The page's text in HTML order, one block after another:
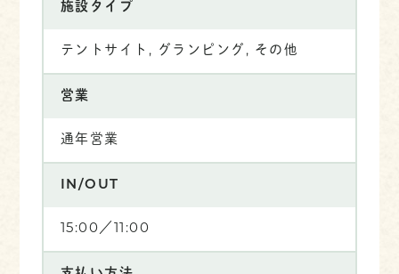
施設タイプ
テントサイト, グランピング, その他
営業
通年営業
IN/OUT
15:00／11:00